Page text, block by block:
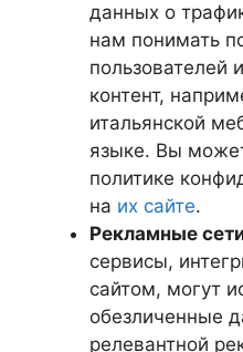
данных о
нам понимать
пользователей
контент,
итальянской
языке. Вы
политике
на их сайте.
Рекламные
сервисы,
сайтом, могут
обезличенные
релевантной